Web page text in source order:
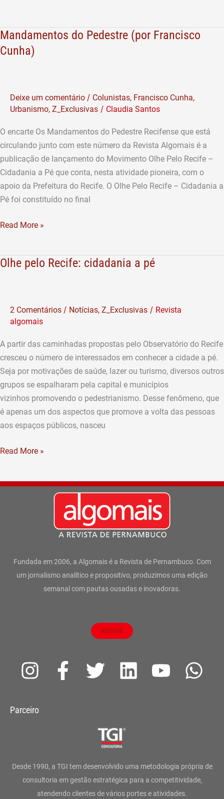
Mandamentos do Pedestre (por Francisco
Cunha)
Deixe um comentário / Colunistas, Francisco Cunha,
Urbanismo, Z_Exclusivas / Claudia Santos
O encarte Os Mandamentos do Pedestre Recifense que está
circulando junto com este número da Revista Algomais é a
publicação de lançamento do Movimento Olhe Pelo Recife –
Cidadania a Pé que conta, nesta atividade pioneira, com o
apoio da Prefeitura do Recife. O Olhe Pelo Recife – Cidadania a
Pé foi constituído no final
Mandamentos
do
Cunha)
Read More »
Olhe pelo Recife: cidadania a pé
2 Comentários / Notícias, Z_Exclusivas / Revista
algomais
A partir das caminhadas propostas pelo Observatório do Recife
cresceu o número de interessados em conhecer a cidade a pé.
Seja por motivações de saúde, lazer ou turismo, diversos outros
grupos se espalharam pela capital e municípios
vizinhos promovendo o pedestrianismo. Desse fenômeno, que
é apenas um dos aspectos que promove a volta das pessoas
aos espaços públicos, nasceu
Olhe
Read More »
Fundada em 2006, a Algomais é a Revista de Pernambuco. Com
um jornalismo analítico e propositivo, produzimos uma edição
semanal com pautas ousadas e inovadoras.
ASSINE
I
s
g
r
F
a
o
o
T
t
e
r
L
d
i
Y
b
e
W
a
p
Parceiro
Desde 1990, a TGI tem desenvolvido uma metodologia própria de
consultoria em gestão estratégica para a competitividade,
atendendo clientes de vários portes e atividades.